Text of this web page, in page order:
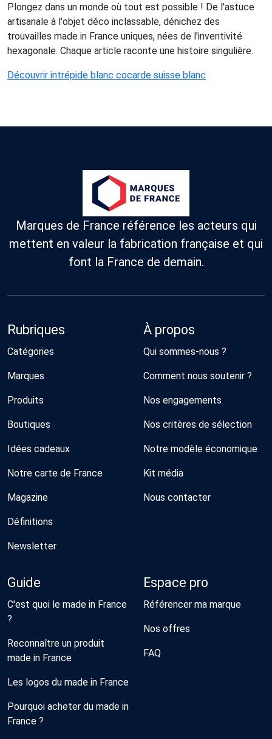
Plongez dans un monde où tout est possible ! De l'astuce
artisanale à l'objet déco inclassable, dénichez des
trouvailles made in France uniques, nées de l'inventivité
hexagonale. Chaque article raconte une histoire singulière.
Découvrir intrépide blanc cocarde suisse blanc
Marques de France référence les acteurs qui
mettent en valeur la fabrication française et qui
font la France de demain.
Rubriques
Catégories
Marques
Produits
Boutiques
Idées cadeaux
Notre carte de France
Magazine
Définitions
Newsletter
À propos
Qui sommes-nous ?
Comment nous soutenir ?
Nos engagements
Nos critères de sélection
Notre modèle économique
Kit média
Nous contacter
Guide
C'est quoi le made in France
?
Reconnaître un produit
made in France
Les logos du made in France
Pourquoi acheter du made in
France ?
Espace pro
Référencer ma marque
Nos offres
FAQ